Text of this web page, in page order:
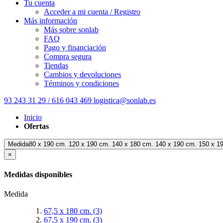
Tu cuenta
Acceder a mi cuenta / Registro
Más información
Más sobre sonlab
FAQ
Pago y financiación
Compra segura
Tiendas
Cambios y devoluciones
Términos y condiciones
93 243 31 29 / 616 043 469 logistica@sonlab.es
Inicio
Ofertas
Medida80 x 190 cm. 120 x 190 cm. 140 x 180 cm. 140 x 190 cm. 150 x
×
Medidas disponibles
Medida
67,5 x 180 cm. (3)
67,5 x 190 cm. (3)